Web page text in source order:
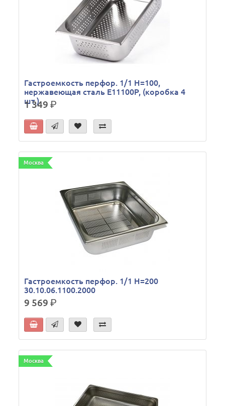
Гастроемкость перфор. 1/1 Н=100,
нержавеющая сталь E11100P, (коробка 4
шт.)
1 349р.
Москва
Гастроемкость перфор. 1/1 Н=200
30.10.06.1100.2000
9 569р.
Москва